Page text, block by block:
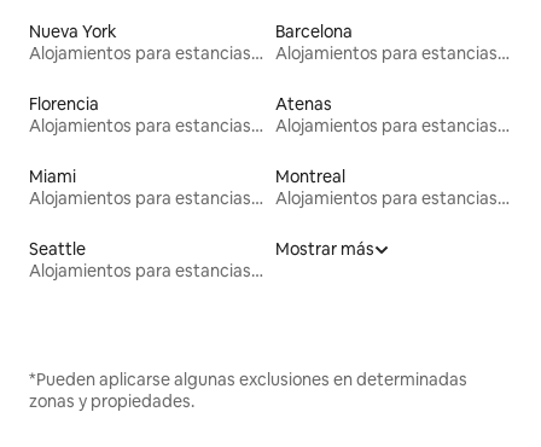
Nueva York
Alojamientos para estancias largas
Barcelona
Alojamientos para estancias largas
Florencia
Alojamientos para estancias largas
Atenas
Alojamientos para estancias largas
Miami
Alojamientos para estancias largas
Montreal
Alojamientos para estancias largas
Seattle
Alojamientos para estancias largas
Mostrar más
*Pueden aplicarse algunas exclusiones en determinadas
zonas y propiedades.